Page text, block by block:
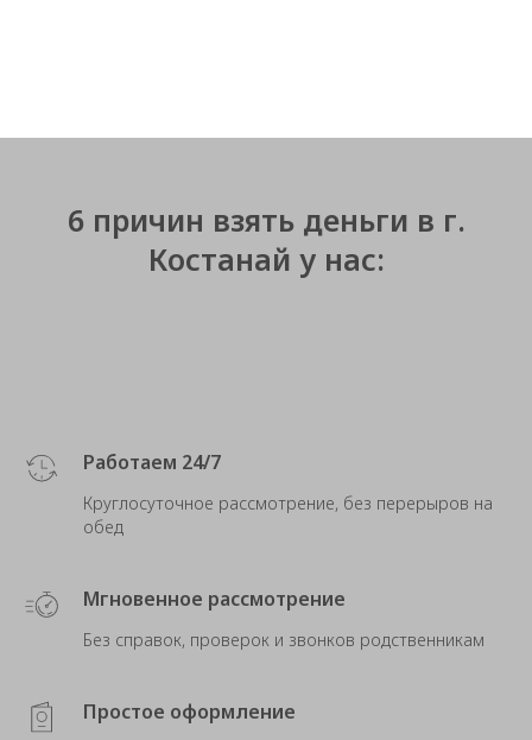
6 причин взять деньги в г.
Костанай у нас:
Работаем 24/7
Круглосуточное рассмотрение, без перерыров на
обед
Мгновенное рассмотрение
Без справок, проверок и звонков родственникам
Простое оформление